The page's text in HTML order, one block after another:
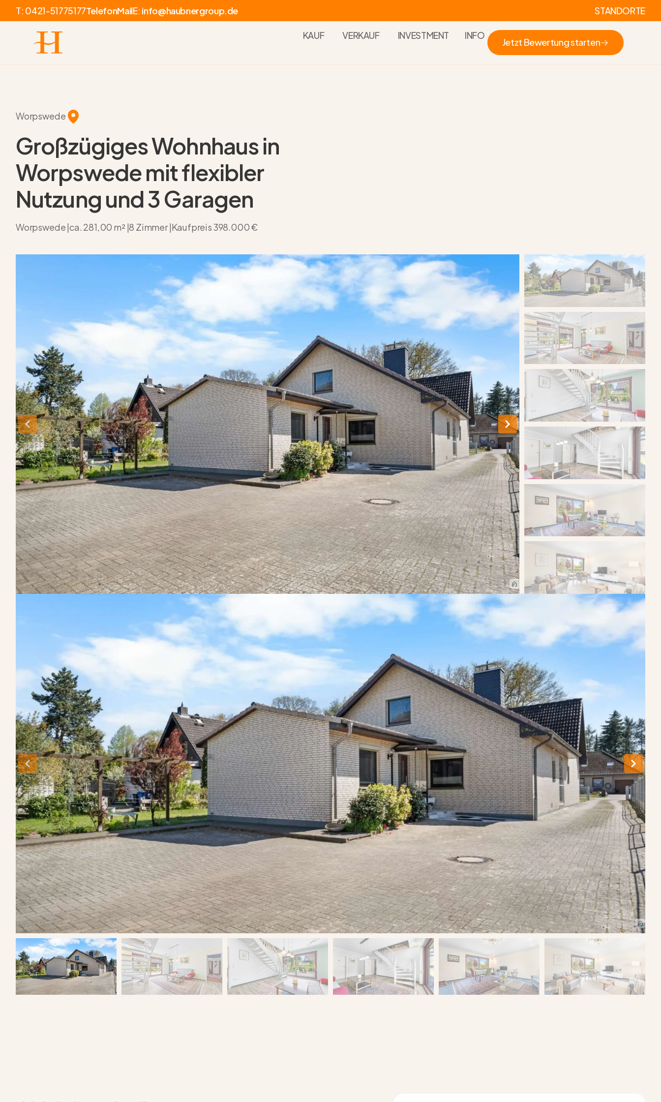
T: 0421-51775177TelefonMailE: info@haubnergroup.de STANDORTE
KAUF VERKAUF INVESTMENT INFO
Jetzt Bewertung starten
Worpswede
Großzügiges Wohnhaus in
Worpswede mit flexibler
Nutzung und 3 Garagen
Worpswede |ca. 281,00 m² |8 Zimmer |Kaufpreis398.000 €